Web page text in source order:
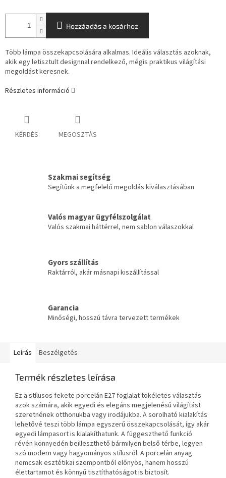
Hozzáadás a kosárhoz
Több lámpa összekapcsolására alkalmas. Ideális választás azoknak,
akik egy letisztult designnal rendelkező, mégis praktikus világítási
megoldást keresnek.
Részletes információ
KÉRDÉS MEGOSZTÁS
Szakmai segítség
Segítünk a megfelelő megoldás kiválasztásában
Valós magyar ügyfélszolgálat
Valós szakmai háttérrel, nem sablon válaszokkal
Gyors szállítás
Raktárról, akár másnapi kiszállítással
Garancia
Minőségi, hosszú távra tervezett termékek
Leírás Beszélgetés
Termék részletes leírása
Ez a stílusos fekete porcelán E27 foglalat tökéletes választás
azok számára, akik egyedi és elegáns megjelenésű világítást
szeretnének otthonukba vagy irodájukba. A sorolható kialakítás
lehetővé teszi több lámpa egyszerű összekapcsolását, így akár
egyedi lámpasort is kialakíthatunk. A függeszthető funkció
révén könnyedén beilleszthető bármilyen belső térbe, legyen
szó modern vagy hagyományos stílusról. A porcelán anyag
nemcsak esztétikai szempontból előnyös, hanem hosszú
élettartamot és könnyű tisztíthatóságot is biztosít.